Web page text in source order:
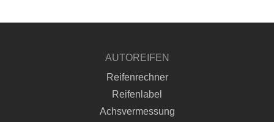
AUTOREIFEN
Reifenrechner
Reifenlabel
Achsvermessung